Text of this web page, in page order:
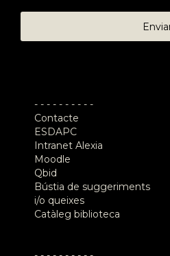
- - - - - - - - - -
Contacte
ESDAPC
Intranet Alexia
Moodle
Qbid
Bústia de suggeriments
i/o queixes
Catàleg biblioteca